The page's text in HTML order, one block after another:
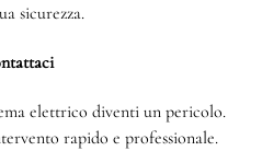
sicurezza.
elettrico diventi un pericolo.
rapido e professionale.